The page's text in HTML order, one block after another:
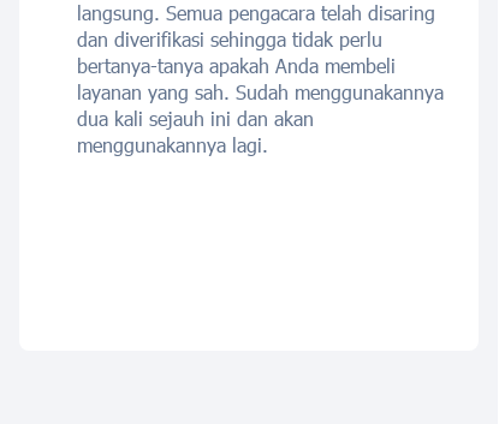
langsung. Semua pengacara telah disaring
dan diverifikasi sehingga tidak perlu
bertanya-tanya apakah Anda membeli
layanan yang sah. Sudah menggunakannya
dua kali sejauh ini dan akan
menggunakannya lagi.